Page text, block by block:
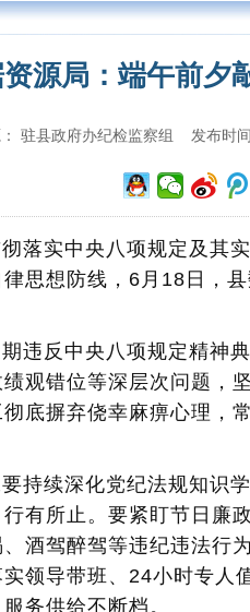
源局：端午前夕
驻县政府办纪检监察组 发布时
落实中央八项规定及其
思想防线，6月18日，
违反中央八项规定精神
观错位等深层次问题，
底摒弃侥幸麻痹心理，
持续深化党纪法规知识
有所止。要紧盯节日廉
酒驾醉驾等违纪违法行
领导带班、24小时专人
务供给不断档。